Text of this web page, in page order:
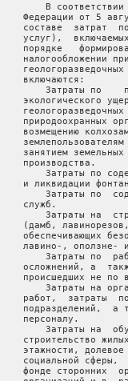
В
Федерации от 5
составе  затрат
услуг),
порядке
налогообложении
геологоразведочных
    включаются:
Затраты по
экологического
природоохранных
возмещению
занятием
    производства.
Затраты по
и ликвидации
Затраты по
    служб.
Затраты на
(дамб,
обеспечивающих
лавино-, оползне-
Затраты по
осложнений, а
происшедших не по
Затраты на
работ,  затраты
подразделений,  а
    персоналу.
Затраты на
строительство
этажности,
социальной сферы,
фонде сторонних